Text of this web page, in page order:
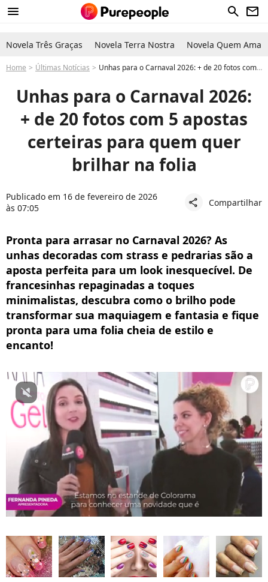
menu search newsletter
Novela Três Graças Novela Terra Nostra Novela Quem Ama
Home Últimas Notícias Unhas para o Carnaval 2026: + de 20 fotos com 5 apostas certeiras para quem quer brilhar na folia
Unhas para o Carnaval 2026:
+ de 20 fotos com 5 apostas
certeiras para quem quer
brilhar na folia
Publicado em 16 de fevereiro de 2026
às 07:05
share Compartilhar
Pronta para arrasar no Carnaval 2026? As
unhas decoradas com strass e pedrarias são a
aposta perfeita para um look inesquecível. De
francesinhas repaginadas a toques
minimalistas, descubra como o brilho pode
transformar sua maquiagem e fantasia e fique
pronta para uma folia cheia de estilo e
encanto!